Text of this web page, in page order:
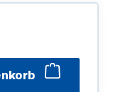
gewünschten